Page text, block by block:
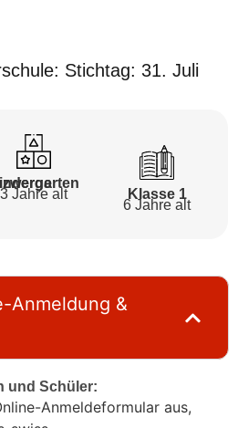
Stichtag: 31. Juli
3 Jahre alt Klasse 1
6 Jahre alt
Anmeldung &
und Schüler:
Anmeldeformular aus,